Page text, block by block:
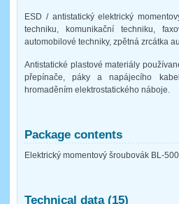
ESD / antistatický elektrický
techniku, komunikační techniku,
automobilové techniky, zpětná zrcátka
Antistatické plastové materiály
přepínače, páky a napájecího
hromaděním elektrostatického náboje.
Package contents
Elektrický momentový šroubovák BL-
Technical data (15)